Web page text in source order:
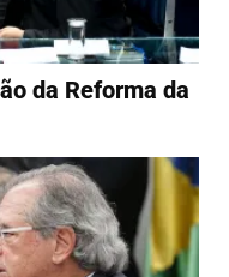
da Reforma da